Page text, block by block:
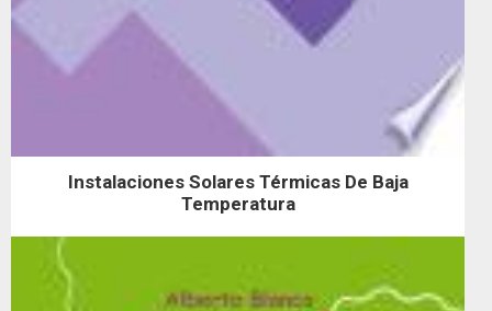
Instalaciones Solares Térmicas De Baja
Temperatura